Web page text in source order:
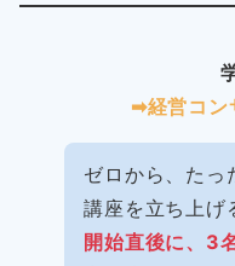
➡︎経営コン
ゼロから、たっ
講座を立ち上げ
開始直後に、3